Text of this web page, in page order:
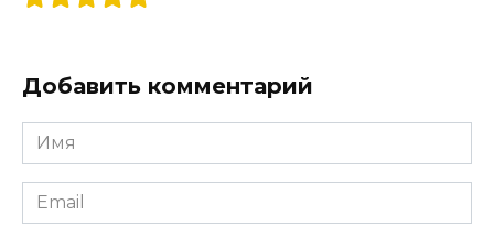
Добавить комментарий
Имя
*
Email
*